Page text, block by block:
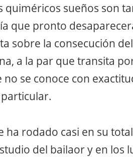
quiméricos sueños son
que pronto
sobre la consecución
a la par que transita
no se conoce con
ha rodado casi en su
del bailaor y en